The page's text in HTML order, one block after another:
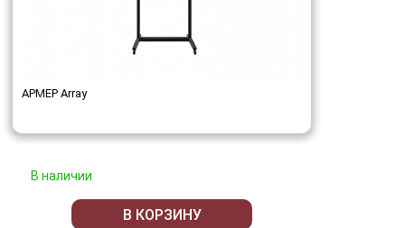
АРМЕР Array
В наличии
В КОРЗИНУ